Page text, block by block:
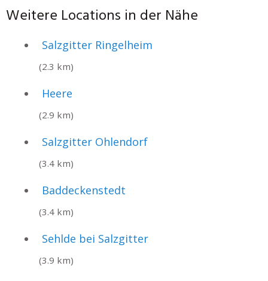
Weitere Locations in der Nähe
Salzgitter Ringelheim
(2.3 km)
Heere
(2.9 km)
Salzgitter Ohlendorf
(3.4 km)
Baddeckenstedt
(3.4 km)
Sehlde bei Salzgitter
(3.9 km)